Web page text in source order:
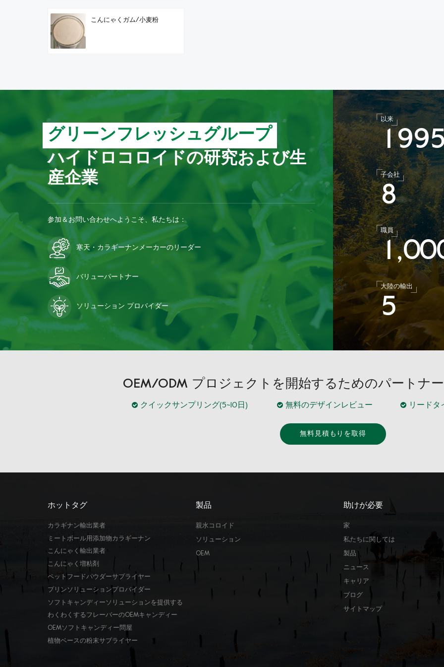
こんにゃくガム/小麦粉
グリーンフレッシュグループ
ハイドロコロイドの研究および生
産企業
参加＆お問い合わせへようこそ、私たちは：
寒天・カラギーナンメーカーのリーダー
バリューパートナー
ソリューション プロバイダー
以来
1 99
子会社
8
職員
1,00
大陸の輸出
5
OEM/ODM プロジェクトを開始するためのパートナ
クイックサンプリング(5~10日) 無料のデザインレビュー リードタ
無料見積もりを取得
ホットタグ
カラギナン輸出業者
ミートボール用添加物カラギーナン
こんにゃく輸出業者
こんにゃく増粘剤
ペットフードパウダーサプライヤー
プリンソリューションプロバイダー
ソフトキャンディーソリューションを提供する
わくわくするフレーバーのOEMキャンディー
OEMソフトキャンディー問屋
植物ベースの粉末サプライヤー
製品
親水コロイド
ソリューション
OEM
助けが必要
家
私たちに関しては
製品
ニュース
キャリア
ブログ
サイトマップ